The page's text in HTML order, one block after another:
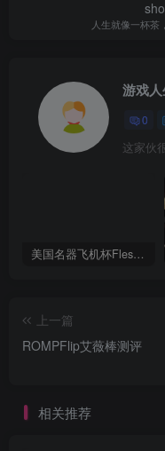
人生就像一杯茶
游戏
0
这家伙
美国名器飞机杯Fleshlight 【Quickshot-Vantage 双头飞机杯】完全评测
上一篇
ROMPFlip艾薇棒测评
相关推荐